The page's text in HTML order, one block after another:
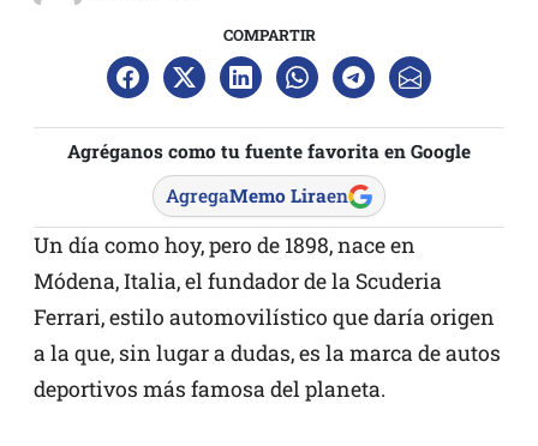
COMPARTIR
Agréganos como tu fuente favorita en Google
AgregaMemo Liraen
Un día como hoy, pero de 1898, nace en
Módena, Italia, el fundador de la Scuderia
Ferrari, estilo automovilístico que daría origen
a la que, sin lugar a dudas, es la marca de autos
deportivos más famosa del planeta.